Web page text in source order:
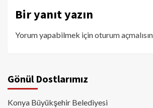
Bir yanıt yazın
Yorum yapabilmek içinoturum
Gönül Dostlarımız
Konya Büyükşehir Belediyesi